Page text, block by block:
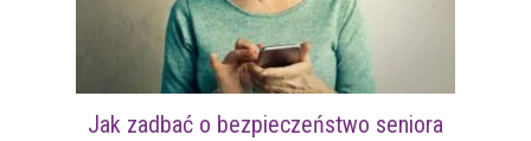
Jak zadbać o bezpieczeństwo seniora